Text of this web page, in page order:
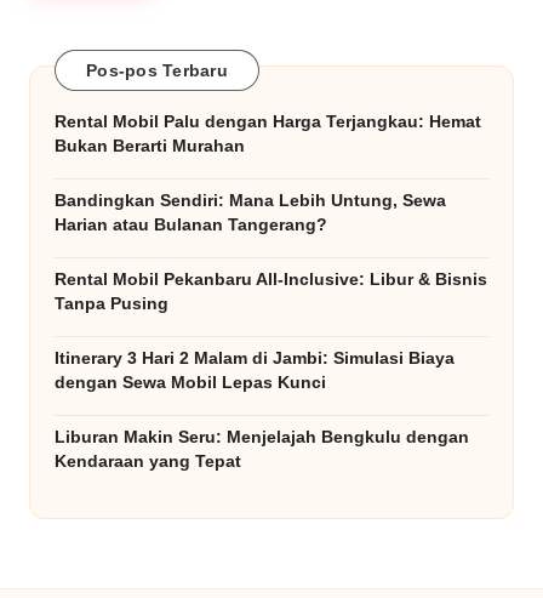
si
ai
&
a
Pos-pos Terbaru
Rental Mobil Palu dengan Harga Terjangkau: Hemat
Bukan Berarti Murahan
Bandingkan Sendiri: Mana Lebih Untung, Sewa
Harian atau Bulanan Tangerang?
Rental Mobil Pekanbaru All-Inclusive: Libur & Bisnis
Tanpa Pusing
Itinerary 3 Hari 2 Malam di Jambi: Simulasi Biaya
dengan Sewa Mobil Lepas Kunci
Liburan Makin Seru: Menjelajah Bengkulu dengan
Kendaraan yang Tepat